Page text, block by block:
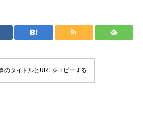
のタイトルとURLをコピーする